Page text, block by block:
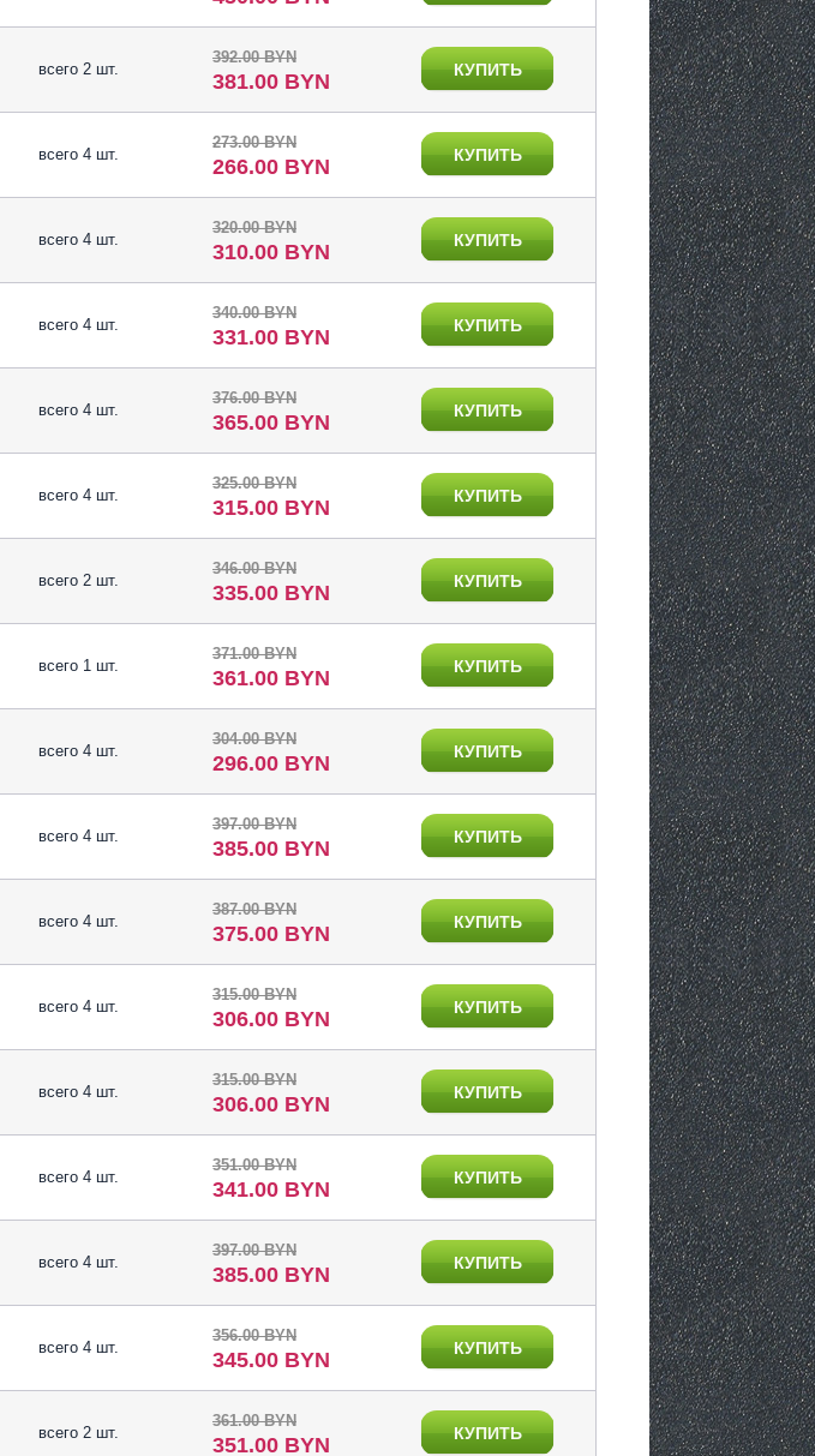
всего 2 шт.
392.00 BYN
381.00 BYN КУПИТЬ
всего 4 шт.
273.00 BYN
266.00 BYN КУПИТЬ
всего 4 шт.
320.00 BYN
310.00 BYN КУПИТЬ
всего 4 шт.
340.00 BYN
331.00 BYN КУПИТЬ
всего 4 шт.
376.00 BYN
365.00 BYN КУПИТЬ
всего 4 шт.
325.00 BYN
315.00 BYN КУПИТЬ
всего 2 шт.
346.00 BYN
335.00 BYN КУПИТЬ
всего 1 шт.
371.00 BYN
361.00 BYN КУПИТЬ
всего 4 шт.
304.00 BYN
296.00 BYN КУПИТЬ
всего 4 шт.
397.00 BYN
385.00 BYN КУПИТЬ
всего 4 шт.
387.00 BYN
375.00 BYN КУПИТЬ
всего 4 шт.
315.00 BYN
306.00 BYN КУПИТЬ
всего 4 шт.
315.00 BYN
306.00 BYN КУПИТЬ
всего 4 шт.
351.00 BYN
341.00 BYN КУПИТЬ
всего 4 шт.
397.00 BYN
385.00 BYN КУПИТЬ
всего 4 шт.
356.00 BYN
345.00 BYN КУПИТЬ
всего 2 шт.
361.00 BYN
351.00 BYN КУПИТЬ